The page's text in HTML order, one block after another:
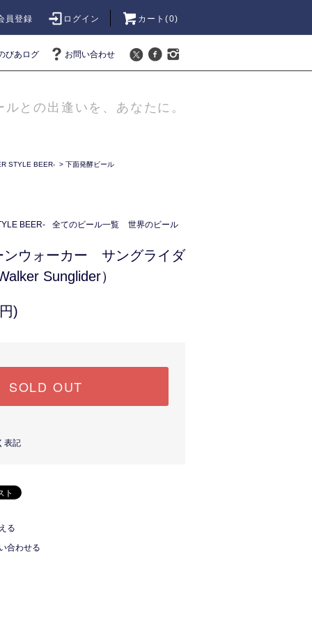
員登録 ログイン カート(0)
びあログ お問い合わせ
との出逢いを、あなたに。
STYLE BEER- > 下面発酵ビール
BEER- 全てのビール一覧 世界のビール
ンウォーカー サングライダ
Sunglider）
)
SOLD OUT
表記
る
合わせる